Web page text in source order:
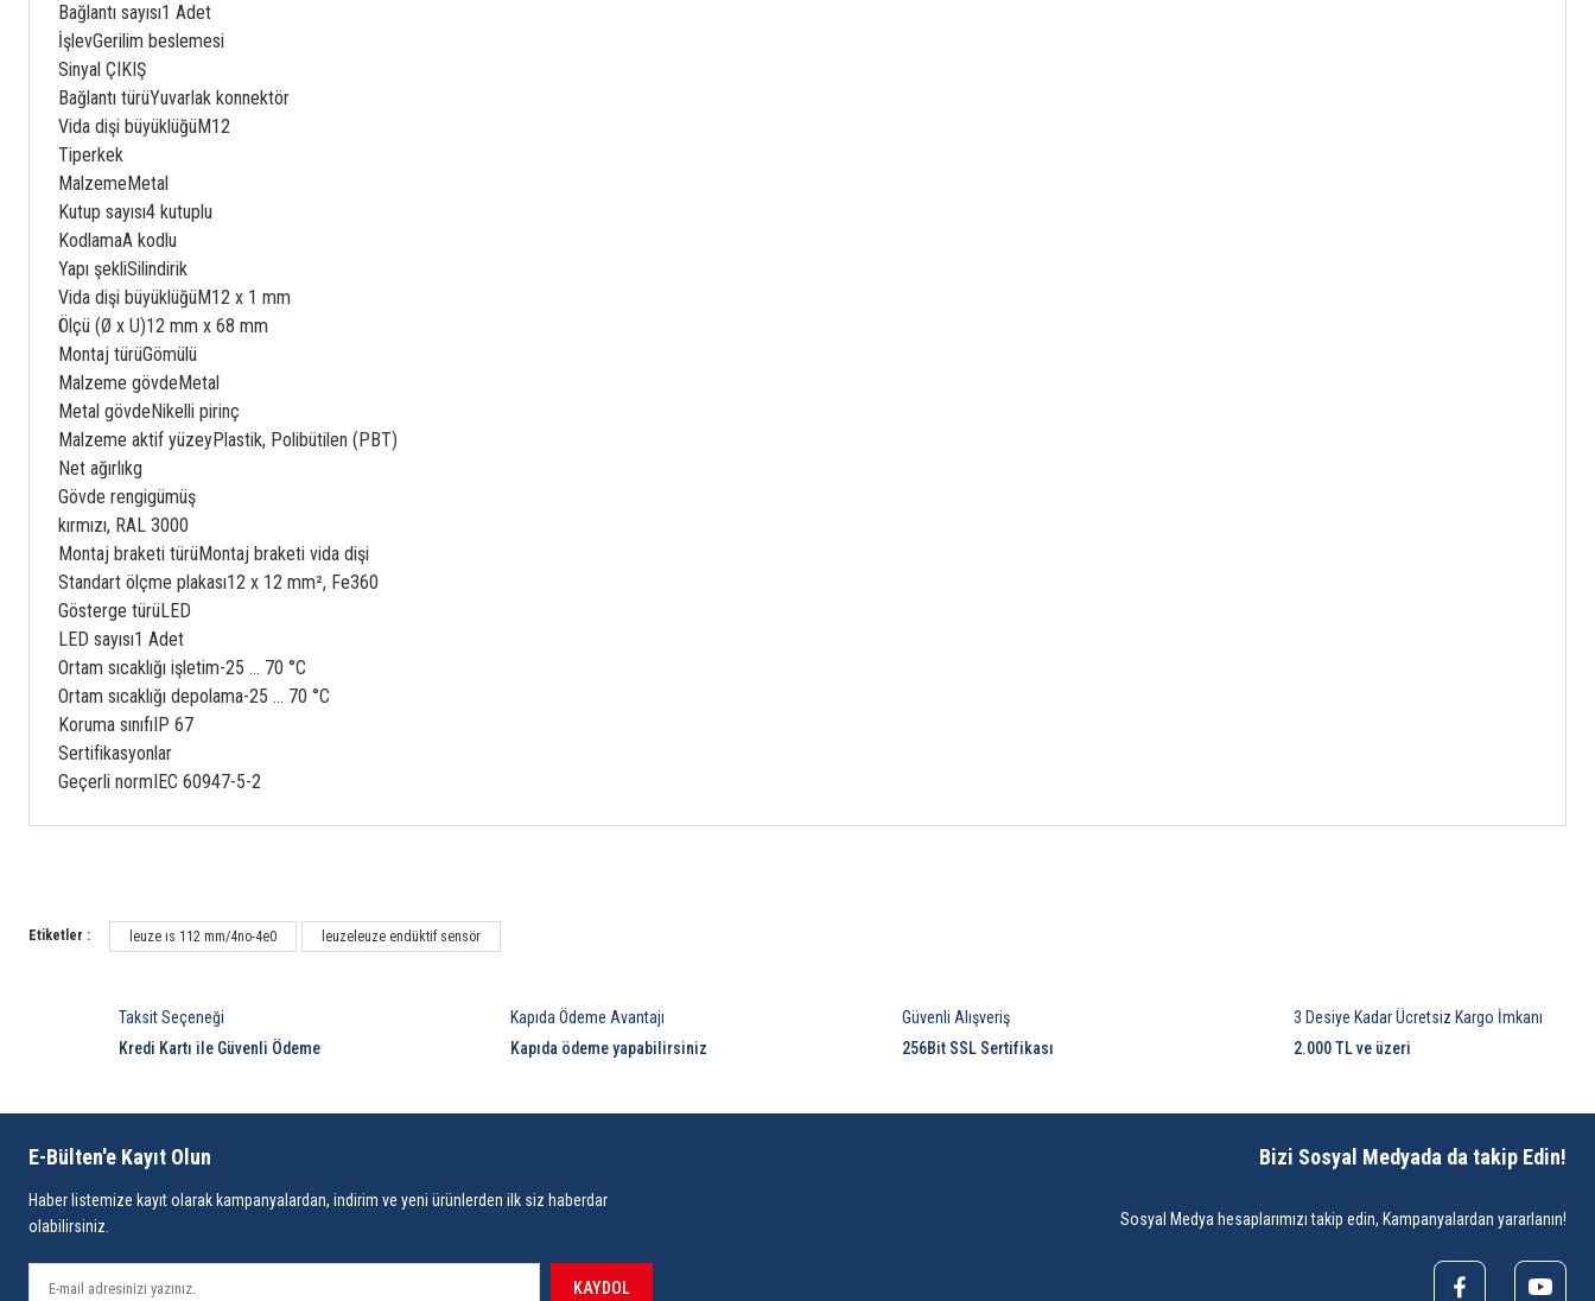
Bağlantı sayısı1 Adet
İşlevGerilim beslemesi
Sinyal ÇIKIŞ
Bağlantı türüYuvarlak konnektör
Vida dişi büyüklüğü M12
Tiperkek
Malzeme Metal
Kutup sayısı4 kutuplu
KodlamaA kodlu
Yapı şekliSilindirik
Vida dişi büyüklüğü M12 x 1 mm
Ölçü (Ø x U)12 mm x 68 mm
Montaj türüGömülü
Malzeme gövde Metal
Metal gövde Nikelli pirinç
Malzeme aktif yüzeyPlastik, Polibütilen (PBT)
Net ağırlıkg
Gövde rengigümüş
kırmızı, RAL 3000
Montaj braketi türü Montaj braketi vida dişi
Standart ölçme plakası12 x 12 mm², Fe360
Gösterge türü LED
LED sayısı1 Adet
Ortam sıcaklığı işletim-25 ... 70 °C
Ortam sıcaklığı depolama-25 ... 70 °C
Koruma sınıfı IP 67
Sertifikasyonlar
Geçerli norm IEC 60947-5-2
Etiketler : leuze ıs 112 mm/4no-4e0 leuzeleuze endüktif sensör
3 Desiye Kadar Ücretsiz Kargo İmkanı
2.000 TL ve üzeri
Kapıda Ödeme Avantajı
Kapıda ödeme yapabilirsiniz
Güvenli Alışveriş
256Bit SSL Sertifikası
Taksit Seçeneği
Kredi Kartı ile Güvenli Ödeme
E-Bülten'e Kayıt Olun
Haber listemize kayıt olarak kampanyalardan, indirim ve yeni ürünlerden ilk siz haberdar
olabilirsiniz.
KAYDOL
Bizi Sosyal Medyada da takip Edin!
Sosyal Medya hesaplarımızı takip edin, Kampanyalardan yararlanın!